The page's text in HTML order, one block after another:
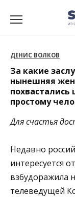
ДЕНИС ВОЛКОВ
За какие
нынешняя
простому
Для счастья
Недавно
интересуется
взбудоражила
телеведущей